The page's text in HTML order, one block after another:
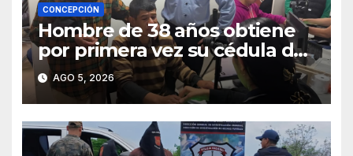
CONCEPCIÓN
Hombre de 38 años obtiene
por primera vez su cédula de
identidad en Concepción
AGO 5, 2026